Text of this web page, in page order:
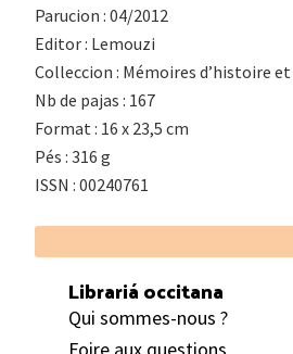
Parucion : 04/2012
Editor : Lemouzi
Colleccion : Mémoires d’histoire
Nb de pajas : 167
Format : 16 x 23,5 cm
Pés : 316 g
ISSN : 00240761
Footer
Librariá occitana
Qui sommes-nous ?